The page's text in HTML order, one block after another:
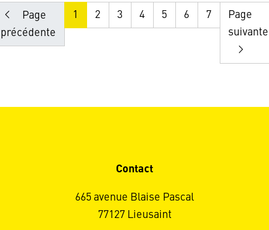
Page
précédente
1 2 3 4 5 6 7
Page
suivante
Contact
665 avenue Blaise Pascal
77127 Lieusaint